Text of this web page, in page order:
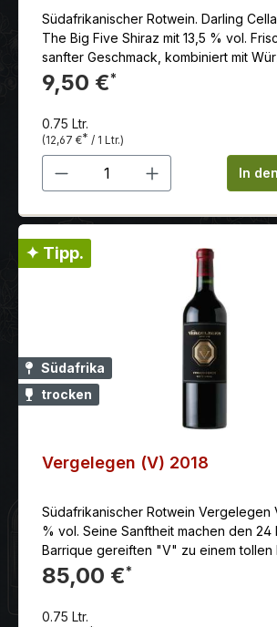
Südafrikanischer Rotwein. Darling
The Big Five Shiraz mit 13,5 % vol.
sanfter Geschmack, kombiniert mit
guten Struktur.
9,50 €*
0.75 Ltr.
(12,67 €* / 1 Ltr.)
Produkt Anzahl: GibIn
✦ Tipp.
Südafrika
trocken
Vergelegen (V) 2018
Südafrikanischer Rotwein Vergelegen
% vol. Seine Sanftheit machen den 24
Barrique gereiften "V" zu einem tollen
85,00 €*
0.75 Ltr.